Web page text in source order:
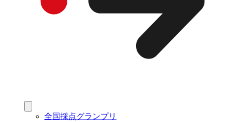
全国採点グランプリ